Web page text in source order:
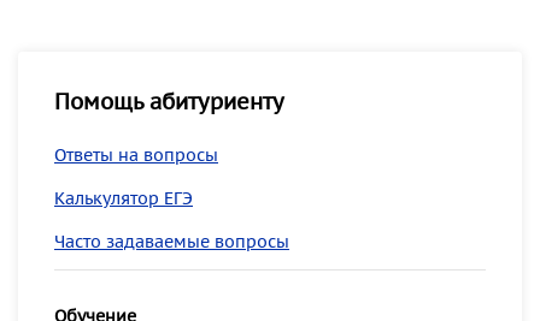
Помощь абитуриенту
Ответы на вопросы
Калькулятор ЕГЭ
Часто задаваемые вопросы
Обучение